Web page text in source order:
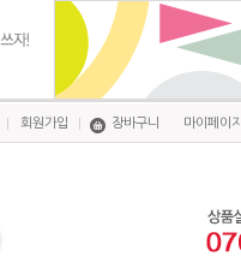
회원가입 장바구니 마이페이지